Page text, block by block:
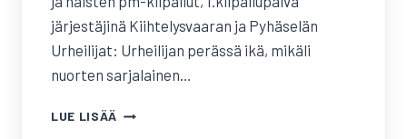
järjestäjinä Kiihtelysvaaran ja Pyhäselän
Urheilijat: Urheilijan perässä ikä, mikäli
nuorten sarjalainen…
LUE LISÄÄ YLEISURHEILUN